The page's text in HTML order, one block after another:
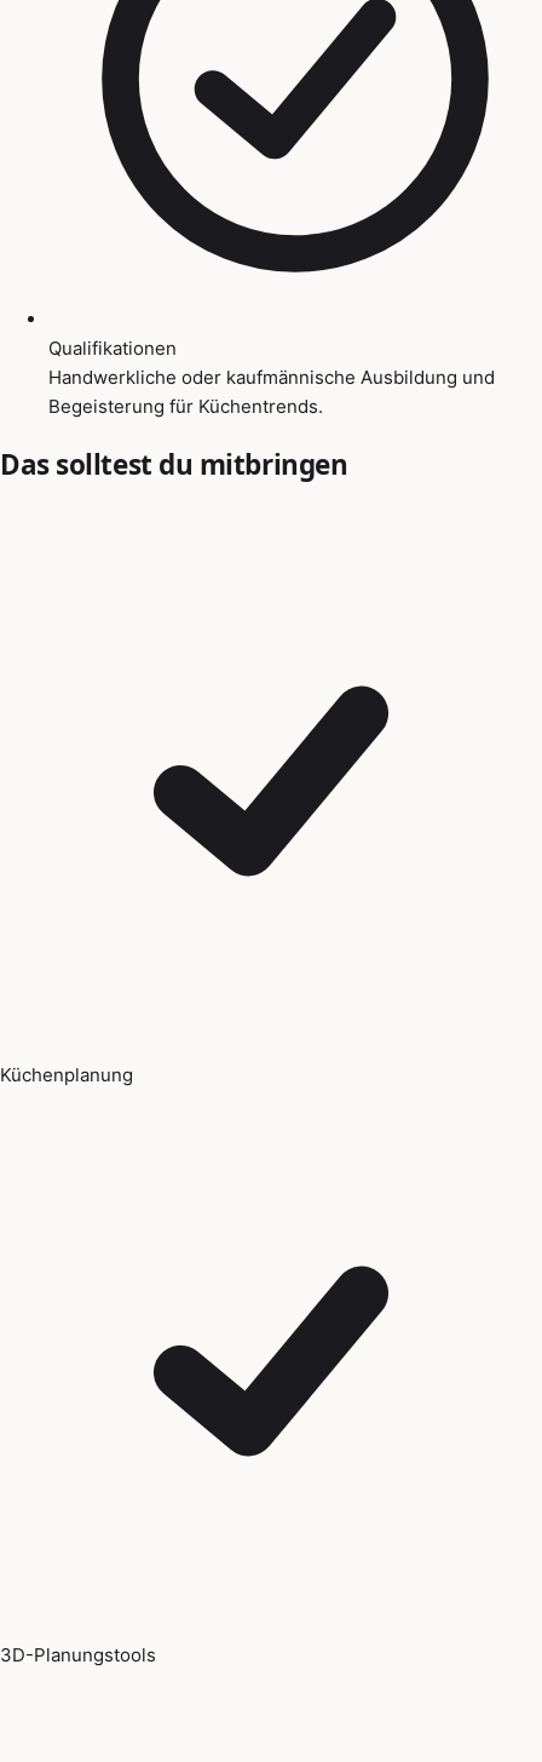
Qualifikationen
Handwerkliche oder kaufmännische Ausbildung und
Begeisterung für Küchentrends.
Das solltest du mitbringen
Küchenplanung
3D-Planungstools